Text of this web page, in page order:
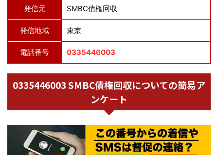
発信元 SMBC債権回収
発信地域 東京
電話番号 0335446003
0335446003 SMBC債権回収についての簡易ア
ンケート